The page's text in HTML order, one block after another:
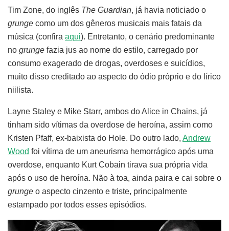
Tim Zone, do inglês The Guardian, já havia noticiado o
grunge como um dos gêneros musicais mais fatais da
música (confira aqui). Entretanto, o cenário predominante
no grunge fazia jus ao nome do estilo, carregado por
consumo exagerado de drogas, overdoses e suicídios,
muito disso creditado ao aspecto do ódio próprio e do lírico
niilista.
Layne Staley e Mike Starr, ambos do Alice in Chains, já
tinham sido vítimas da overdose de heroína, assim como
Kristen Pfaff, ex-baixista do Hole. Do outro lado, Andrew
Wood foi vítima de um aneurisma hemorrágico após uma
overdose, enquanto Kurt Cobain tirava sua própria vida
após o uso de heroína. Não à toa, ainda paira e cai sobre o
grunge o aspecto cinzento e triste, principalmente
estampado por todos esses episódios.